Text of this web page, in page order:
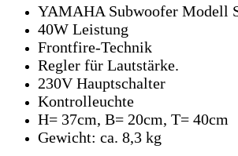
YAMAHA Subwoofer Modell
40W Leistung
Frontfire-Technik
Regler für Lautstärke.
230V Hauptschalter
Kontrolleuchte
H= 37cm, B= 20cm, T= 40cm
Gewicht: ca. 8,3 kg